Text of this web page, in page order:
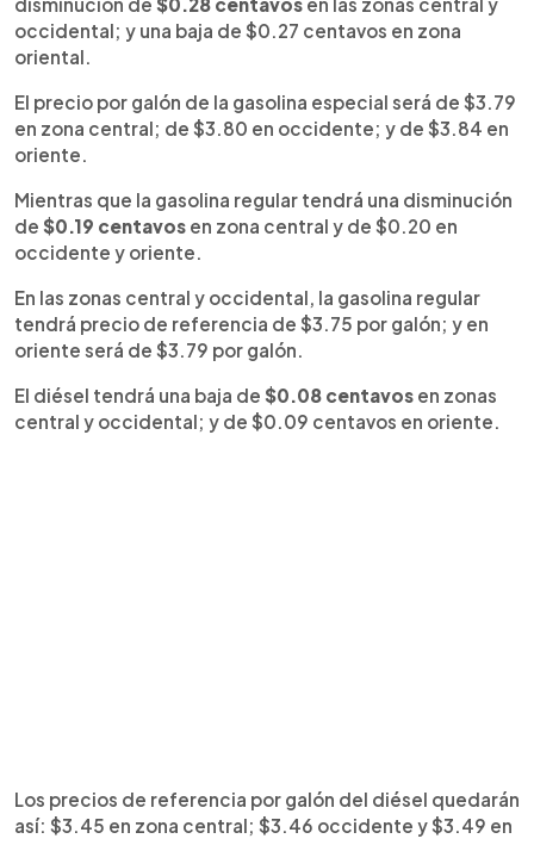
occidental; y una baja de $0.27 centavos en zona
oriental.
El precio por galón de la gasolina especial será de $3.79
en zona central; de $3.80 en occidente; y de $3.84 en
oriente.
Mientras que la gasolina regular tendrá una disminución
de $0.19 centavos en zona central y de $0.20 en
occidente y oriente.
En las zonas central y occidental, la gasolina regular
tendrá precio de referencia de $3.75 por galón; y en
oriente será de $3.79 por galón.
El diésel tendrá una baja de $0.08 centavos en zonas
central y occidental; y de $0.09 centavos en oriente.
Los precios de referencia por galón del diésel quedarán
así: $3.45 en zona central; $3.46 occidente y $3.49 en